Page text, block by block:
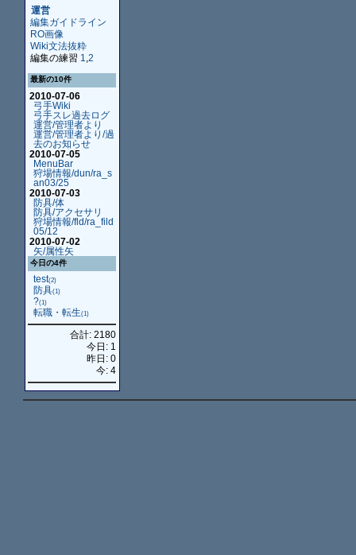
運営
編集ガイドライン
RO画像
Wiki文法抜粋
編集の練習 1 2
最新の10件
2010-07-06
弓手Wiki
弓手スレ過去ログ
運営/管理者より
運営/管理者より/過
去のお知らせ
2010-07-05
MenuBar
狩場情報/dun/ra_s
an03/25
2010-07-03
防具/体
防具/アクセサリ
狩場情報/fld/ra_fild
05/12
2010-07-02
矢/属性矢
今日の4件
test(2)
防具(1)
?(1)
転職・転生(1)
合計: 2180
今日: 1
昨日: 0
今: 4